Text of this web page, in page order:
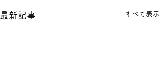
最新記事 すべて表示